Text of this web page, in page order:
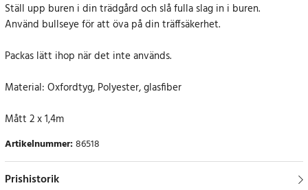
Ställ upp buren i din trädgård och slå fulla slag in i buren.
Använd bullseye för att öva på din träffsäkerhet.
Packas lätt ihop när det inte används.
Material: Oxfordtyg, Polyester, glasfiber
Mått 2 x 1,4m
Artikelnummer:86518
Prishistorik